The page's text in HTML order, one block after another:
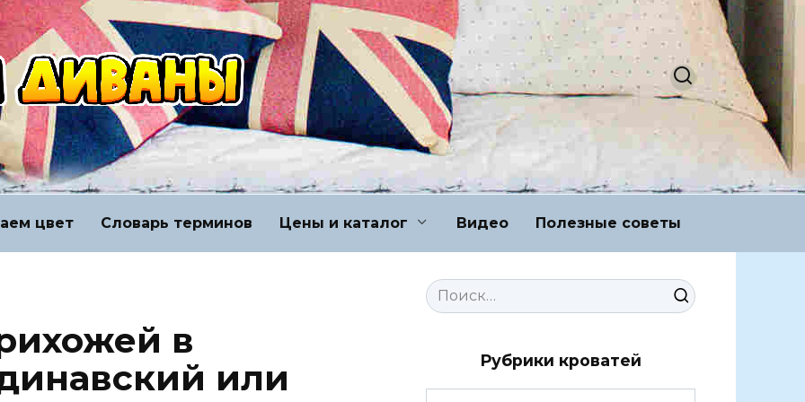
цвет Словарь терминов Цены и каталог Видео Полезные советы
в
или
Search
for:
Рубрики кроватей